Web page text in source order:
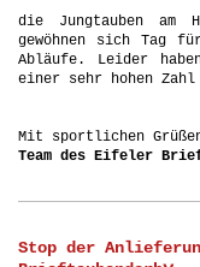
die Jungtauben am
gewöhnen sich Tag
Abläufe. Leider
einer sehr hohen Zahl
Mit sportlichen
Team des Eifeler
Stop der